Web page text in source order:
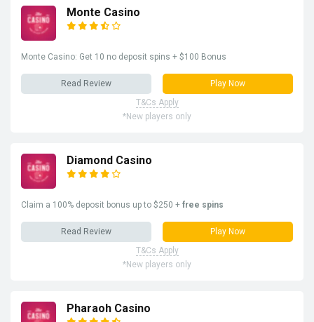
Monte Casino
Monte Casino: Get 10 no deposit spins + $100 Bonus
Read Review
Play Now
T&Cs Apply
*New players only
Diamond Casino
Claim a 100% deposit bonus up to $250 + free spins
Read Review
Play Now
T&Cs Apply
*New players only
Pharaoh Casino